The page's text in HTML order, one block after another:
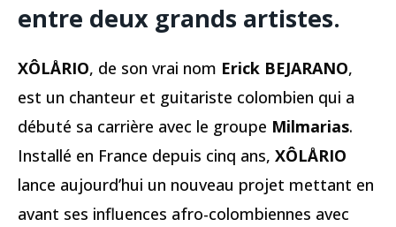
entre deux grands artistes.
XÔLÅRIO, de son vrai nom Erick BEJARANO,
est un chanteur et guitariste colombien qui a
débuté sa carrière avec le groupe Milmarias.
Installé en France depuis cinq ans, XÔLÅRIO
lance aujourd’hui un nouveau projet mettant en
avant ses influences afro-colombiennes avec